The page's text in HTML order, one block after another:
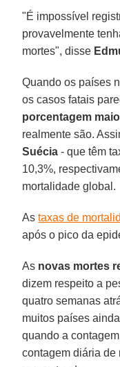
"É impossível
provavelmente
mortes", disse
Quando os países
os casos fatais
porcentagem
realmente são.
Suécia - que têm
10,3%,
mortalidade global.
Astaxas de
após o pico da
As novas mortes
dizem respeito a
quatro semanas
muitos países
quando a
contagem diária de